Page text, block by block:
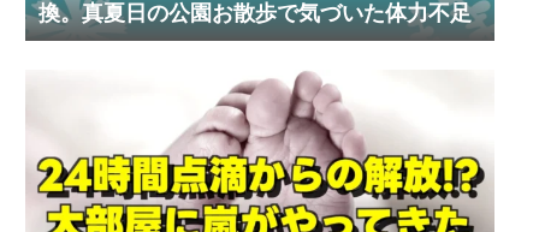
換。真夏日の公園お散歩で気づいた体力不足